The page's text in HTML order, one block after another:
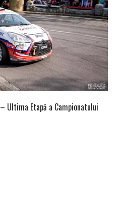
Ultima Etapă a Campionatului